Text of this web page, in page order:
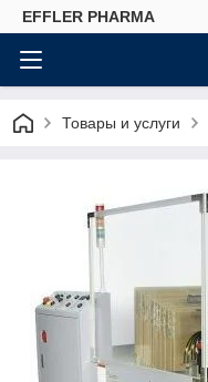
EFFLER PHARMA
Товары и услуги